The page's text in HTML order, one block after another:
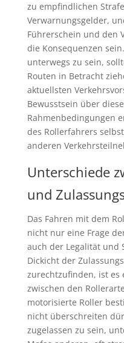
zu empfindlichen
Verwarnungsgelder,
Führerschein und den
die Konsequenzen
unterwegs zu sein,
Routen in Betracht
aktuellsten
Bewusstsein über
Rahmenbedingungen
des Rollerfahrers
anderen
Unterschiede
und
Das Fahren mit dem
nicht nur eine Frage
auch der Legalität und
Dickicht der
zurechtzufinden, ist es
zwischen den
motorisierte Roller
nicht überschreiten
zugelassen zu sein,